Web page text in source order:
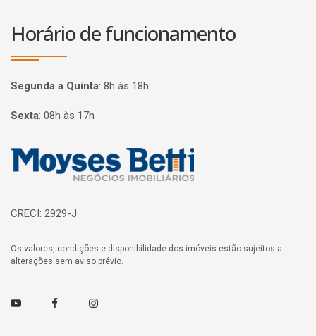
Horário de funcionamento
Segunda a Quinta: 8h às 18h
Sexta: 08h às 17h
Página inicial
CRECI: 2929-J
Os valores, condições e disponibilidade dos imóveis estão sujeitos a
alterações sem aviso prévio.
Youtube FacebookInstagram